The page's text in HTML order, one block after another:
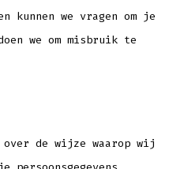
we vragen om je
we om misbruik te
de wijze waarop wij